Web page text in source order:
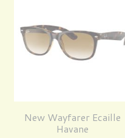
New Wayfarer Ecaille
Havane